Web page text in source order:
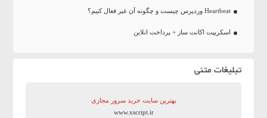
Heartbeat وردپرس چیست و چگونه آن غیر فعال کنیم؟
اسکریپت اکانت ساز + پرداخت انلاین
تبلیغات متنی
بهترین سایت‌ خرید سرور مجازی
www.xscript.ir